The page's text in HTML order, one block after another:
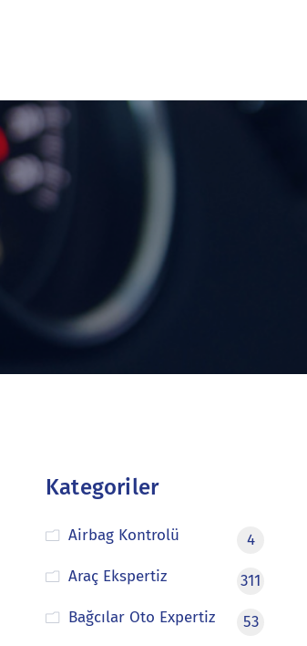
Kategoriler
Airbag Kontrolü
4
Araç Ekspertiz
311
Bağcılar Oto Expertiz
53